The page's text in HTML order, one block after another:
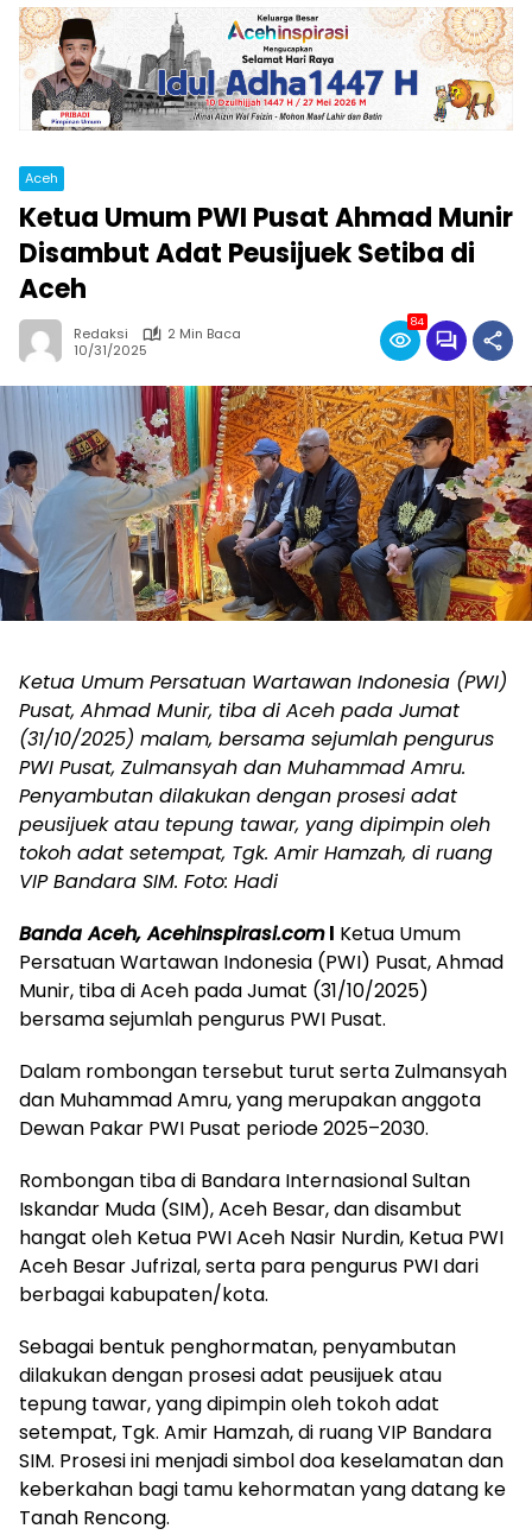
Aceh
Ketua Umum PWI Pusat Ahmad Munir
Disambut Adat Peusijuek Setiba di
Aceh
Redaksi
2 Min Baca
10/31/2025
84
Ketua Umum Persatuan Wartawan Indonesia (PWI)
Pusat, Ahmad Munir, tiba di Aceh pada Jumat
(31/10/2025) malam, bersama sejumlah pengurus
PWI Pusat, Zulmansyah dan Muhammad Amru.
Penyambutan dilakukan dengan prosesi adat
peusijuek atau tepung tawar, yang dipimpin oleh
tokoh adat setempat, Tgk. Amir Hamzah, di ruang
VIP Bandara SIM. Foto: Hadi
Banda Aceh, Acehinspirasi.coml Ketua Umum
Persatuan Wartawan Indonesia (PWI) Pusat, Ahmad
Munir, tiba di Aceh pada Jumat (31/10/2025)
bersama sejumlah pengurus PWI Pusat.
Dalam rombongan tersebut turut serta Zulmansyah
dan Muhammad Amru, yang merupakan anggota
Dewan Pakar PWI Pusat periode 2025–2030.
Rombongan tiba di Bandara Internasional Sultan
Iskandar Muda (SIM), Aceh Besar, dan disambut
hangat oleh Ketua PWI Aceh Nasir Nurdin, Ketua PWI
Aceh Besar Jufrizal, serta para pengurus PWI dari
berbagai kabupaten/kota.
Sebagai bentuk penghormatan, penyambutan
dilakukan dengan prosesi adat peusijuek atau
tepung tawar, yang dipimpin oleh tokoh adat
setempat, Tgk. Amir Hamzah, di ruang VIP Bandara
SIM. Prosesi ini menjadi simbol doa keselamatan dan
keberkahan bagi tamu kehormatan yang datang ke
Tanah Rencong.